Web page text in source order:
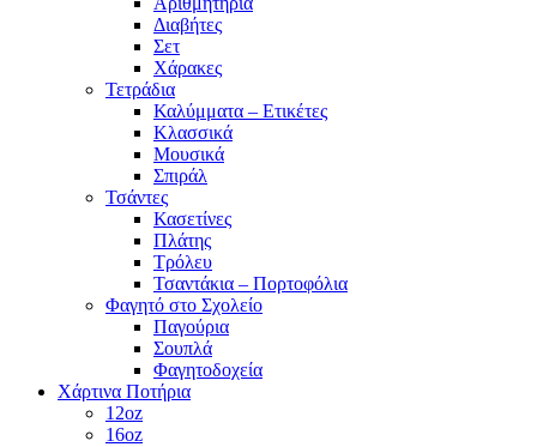
Διαβήτες
Σετ
Χάρακες
Τετράδια
Καλύμματα – Ετικέτες
Κλασσικά
Μουσικά
Σπιράλ
Τσάντες
Κασετίνες
Πλάτης
Τρόλευ
Τσαντάκια – Πορτοφόλια
Φαγητό στο Σχολείο
Παγούρια
Σουπλά
Φαγητοδοχεία
Χάρτινα Ποτήρια
12oz
16oz